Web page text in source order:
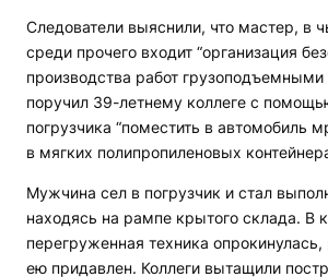
Следователи выяснили, что мастер, в
среди прочего входит “организация
производства работ
поручил 39-летнему коллеге с
погрузчика “поместить в автомобиль
в мягких полипропиленовых
Мужчина сел в погрузчик и стал
находясь на рампе крытого склада. В
перегруженная техника опрокинулась,
ею придавлен. Коллеги вытащили